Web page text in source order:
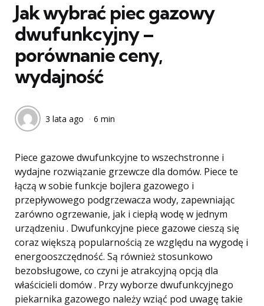
Jak wybrać piec gazowy
dwufunkcyjny –
porównanie ceny,
wydajność
3 lata ago 6 min
Piece gazowe dwufunkcyjne to wszechstronne i
wydajne rozwiązanie grzewcze dla domów. Piece te
łączą w sobie funkcje bojlera gazowego i
przepływowego podgrzewacza wody, zapewniając
zarówno ogrzewanie, jak i ciepłą wodę w jednym
urządzeniu . Dwufunkcyjne piece gazowe cieszą się
coraz większą popularnością ze względu na wygodę i
energooszczędność. Są również stosunkowo
bezobsługowe, co czyni je atrakcyjną opcją dla
właścicieli domów . Przy wyborze dwufunkcyjnego
piekarnika gazowego należy wziąć pod uwagę takie